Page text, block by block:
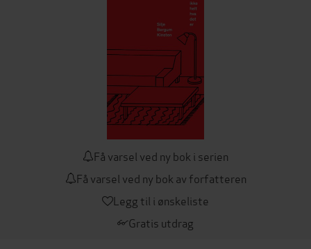
Få varsel ved ny bok i serien
Få varsel ved ny bok av forfatteren
Legg til i ønskeliste
Gratis utdrag